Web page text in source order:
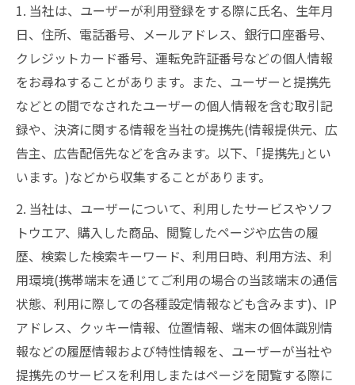
1. 当社は、ユーザーが利用登録をする際に氏名、生年月
日、住所、電話番号、メールアドレス、銀行口座番号、
クレジットカード番号、運転免許証番号などの個人情報
をお尋ねすることがあります。また、ユーザーと提携先
などとの間でなされたユーザーの個人情報を含む取引記
録や、決済に関する情報を当社の提携先(情報提供元、広
告主、広告配信先などを含みます。以下、｢提携先｣とい
います。)などから収集することがあります。
2. 当社は、ユーザーについて、利用したサービスやソフ
トウエア、購入した商品、閲覧したページや広告の履
歴、検索した検索キーワード、利用日時、利用方法、利
用環境(携帯端末を通じてご利用の場合の当該端末の通信
状態、利用に際しての各種設定情報なども含みます)、IP
アドレス、クッキー情報、位置情報、端末の個体識別情
報などの履歴情報および特性情報を、ユーザーが当社や
提携先のサービスを利用しまたはページを閲覧する際に